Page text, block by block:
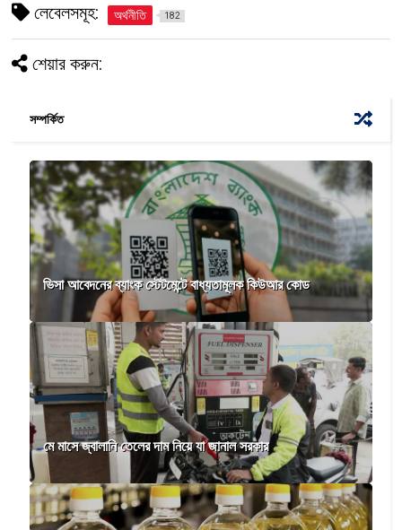
লেবেলসমূহ: অর্থনীতি 182
শেয়ার করুন:
সম্পর্কিত
ভিসা আবেদনের ব্যাংক স্টেটমেন্টে বাধ্যতামূলক কিউআর কোড
মে মাসে জ্বালানি তেলের দাম নিয়ে যা জানাল সরকার